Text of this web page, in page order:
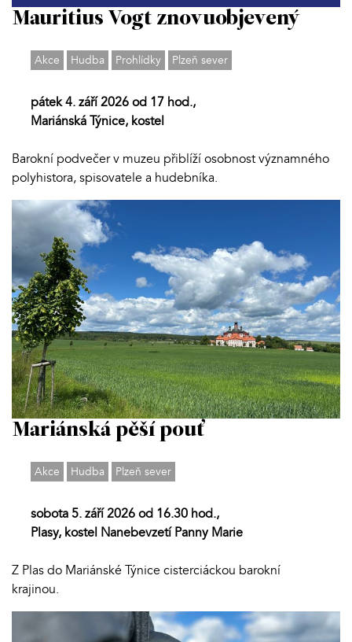
Mauritius Vogt znovuobjevený
Akce Hudba Prohlídky Plzeň sever
pátek 4. září 2026 od 17 hod.,
Mariánská Týnice, kostel
Barokní podvečer v muzeu přiblíží osobnost významného
polyhistora, spisovatele a hudebníka.
Mariánská pěší pouť
Akce Hudba Plzeň sever
sobota 5. září 2026 od 16.30 hod.,
Plasy, kostel Nanebevzetí Panny Marie
Z Plas do Mariánské Týnice cisterciáckou barokní
krajinou.